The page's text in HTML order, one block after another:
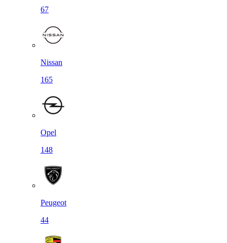
67
Nissan
165
Opel
148
Peugeot
44